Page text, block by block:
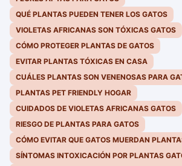
QUÉ PLANTAS PUEDEN TENER LOS GATOS
VIOLETAS AFRICANAS SON TÓXICAS GATOS
CÓMO PROTEGER PLANTAS DE GATOS
EVITAR PLANTAS TÓXICAS EN CASA
CUÁLES PLANTAS SON VENENOSAS PARA
PLANTAS PET FRIENDLY HOGAR
CUIDADOS DE VIOLETAS AFRICANAS GATOS
RIESGO DE PLANTAS PARA GATOS
CÓMO EVITAR QUE GATOS MUERDAN
SÍNTOMAS INTOXICACIÓN POR PLANTAS